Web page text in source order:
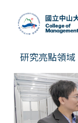
研究亮點領域